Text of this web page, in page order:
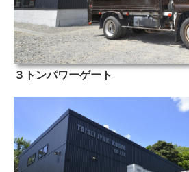
３トンパワーゲート